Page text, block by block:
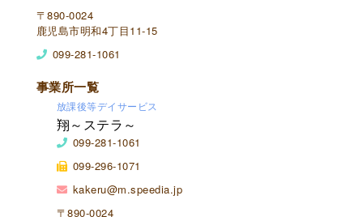
〒890-0024
鹿児島市明和4丁目11-15
099-281-1061
事業所一覧
放課後等デイサービス
翔～ステラ～
099-281-1061
099-296-1071
kakeru@m.speedia.jp
〒890-0024